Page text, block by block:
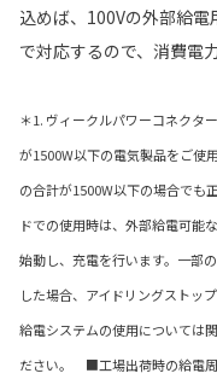
込めば、100Vの外部給
で対応するので、消費電
＊1. ヴィークルパワーコネク
が1500W以下の電気製品をご使
の合計が1500W以下の場合で
ドでの使用時は、外部給電可能
始動し、充電を行います。一部
した場合、アイドリングストッ
給電システムの使用については
ださい。 ■工場出荷時の給電周